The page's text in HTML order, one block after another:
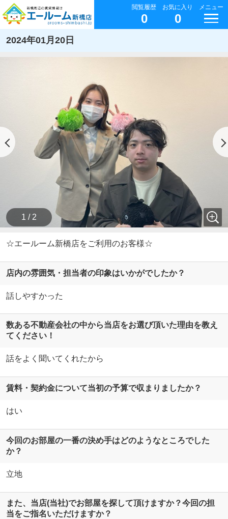
閲覧履歴
0
お気に入り
0
メニュー
2024年01月20日
1 / 2
☆エールーム新橋店をご利用のお客様☆
店内の雰囲気・担当者の印象はいかがでしたか？
話しやすかった
数ある不動産会社の中から当店をお選び頂いた理由を教え
てください！
話をよく聞いてくれたから
賃料・契約金について当初の予算で収まりましたか？
はい
今回のお部屋の一番の決め手はどのようなところでした
か？
立地
また、当店(当社)でお部屋を探して頂けますか？今回の担
当をご指名いただけますか？